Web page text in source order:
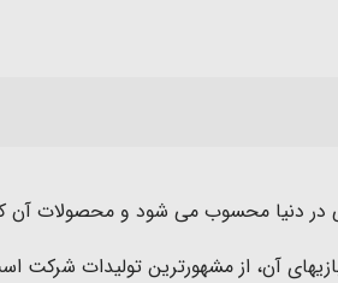
دنیا محسوب می شود و محصولات آن
آن، از مشهورترین تولیدات شرکت